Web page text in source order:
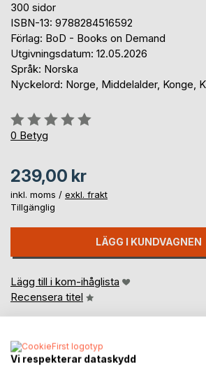
300 sidor
ISBN-13: 9788284516592
Förlag: BoD - Books on Demand
Utgivningsdatum: 12.05.2026
Språk: Norska
Nyckelord: Norge, Middelalder, Konge,
Betyg::
0%
0 Betyg
239,00 kr
inkl. moms / exkl. frakt
Tillgänglig
LÄGG I KUNDVAGNEN
Lägg till i kom-ihåglista
Recensera titel
Vi respekterar dataskydd